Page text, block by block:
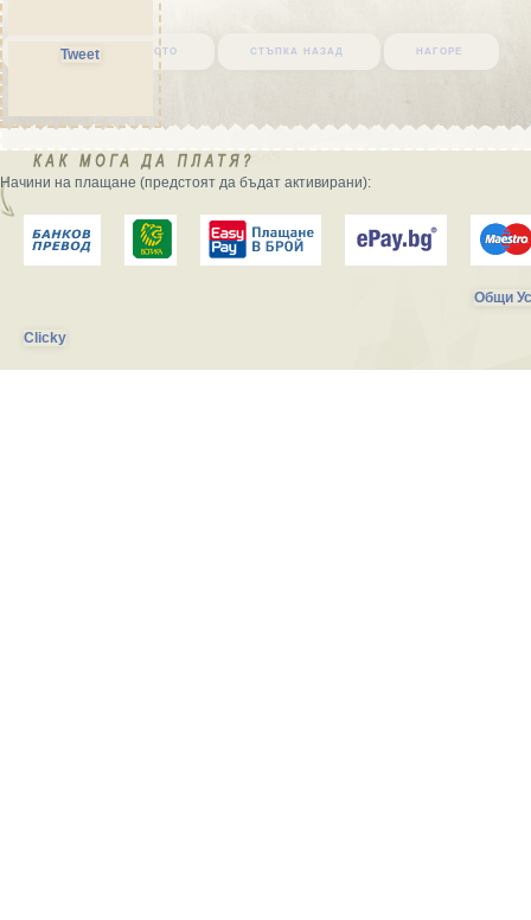
върни се в началото стъпка назад нагоре
Начини на плащане (предстоят да бъдат активирани):
Общи
Clicky
Tweet